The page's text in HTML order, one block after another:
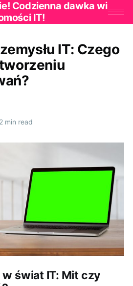
Codzienna dawka wi
IT!
IT: Czego
2 min read
świat IT: Mit czy